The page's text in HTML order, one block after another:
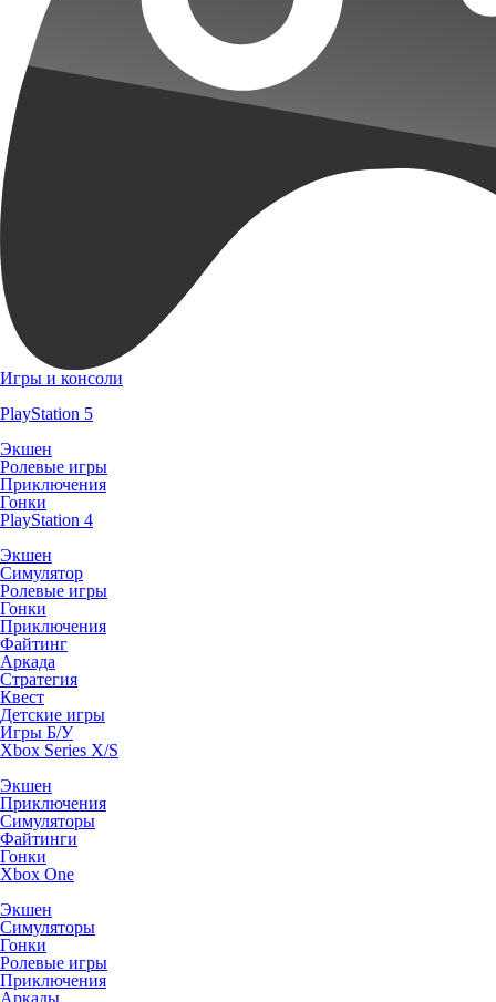
Игры и консоли
PlayStation 5
Экшен
Ролевые игры
Приключения
Гонки
PlayStation 4
Экшен
Симулятор
Ролевые игры
Гонки
Приключения
Файтинг
Аркада
Стратегия
Квест
Детские игры
Игры Б/У
Xbox Series X/S
Экшен
Приключения
Симуляторы
Файтинги
Гонки
Xbox One
Экшен
Симуляторы
Гонки
Ролевые игры
Приключения
Аркады